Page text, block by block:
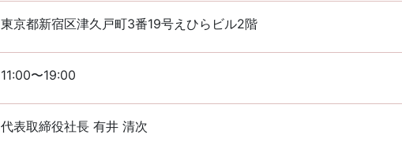
東京都新宿区津久戸町3番19号えひらビル2階
11:00〜19:00
代表取締役社長 有井 清次